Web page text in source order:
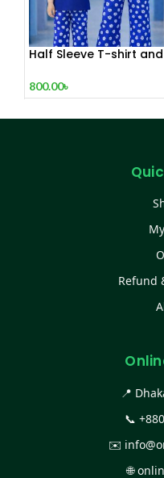
Half Sleeve T-shirt and
800.00৳
Refund
📍
📞
✉️
🌐